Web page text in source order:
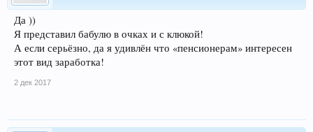
Да ))
Я представил бабулю в очках и с клюкой!
А если серьёзно, да я удивлён что «пенсионерам» интересен
этот вид заработка!
2 дек 2017